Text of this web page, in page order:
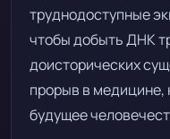
труднодоступные
чтобы добыть ДНК
доисторических
прорыв в медицине,
будущее